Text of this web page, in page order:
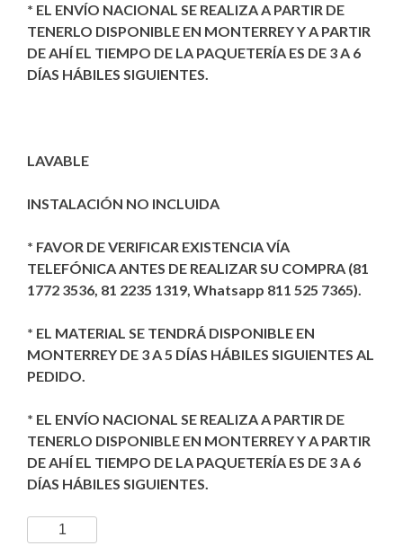
* EL ENVÍO NACIONAL SE REALIZA A PARTIR DE
TENERLO DISPONIBLE EN MONTERREY Y A PARTIR
DE AHÍ EL TIEMPO DE LA PAQUETERÍA ES DE 3 A 6
DÍAS HÁBILES SIGUIENTES.
LAVABLE
INSTALACIÓN NO INCLUIDA
* FAVOR DE VERIFICAR EXISTENCIA VÍA
TELEFÓNICA ANTES DE REALIZAR SU COMPRA (81
1772 3536, 81 2235 1319, Whatsapp 811 525 7365).
* EL MATERIAL SE TENDRÁ DISPONIBLE EN
MONTERREY DE 3 A 5 DÍAS HÁBILES SIGUIENTES AL
PEDIDO.
* EL ENVÍO NACIONAL SE REALIZA A PARTIR DE
TENERLO DISPONIBLE EN MONTERREY Y A PARTIR
DE AHÍ EL TIEMPO DE LA PAQUETERÍA ES DE 3 A 6
DÍAS HÁBILES SIGUIENTES.
TAPIZ